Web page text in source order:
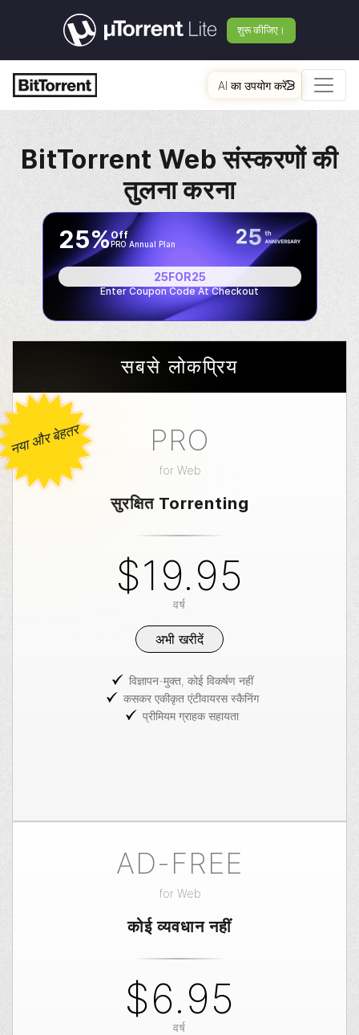
शुरू कीजिए।
AI का उपयोग करें
BitTorrent Web संस्करणों की
तुलना करना
Enter Coupon Code At Checkout
25FOR25
25%Off
PRO Annual Plan
नया और बेहतर
सबसे लोकप्रिय
PRO
for Web
सुरक्षित Torrenting
$19.95
वर्ष
अभी खरीदें
विज्ञापन-मुक्त, कोई विकर्षण नहीं
कसकर एकीकृत एंटीवायरस स्कैनिंग
प्रीमियम ग्राहक सहायता
AD-FREE
for Web
कोई व्यवधान नहीं
$6.95
वर्ष